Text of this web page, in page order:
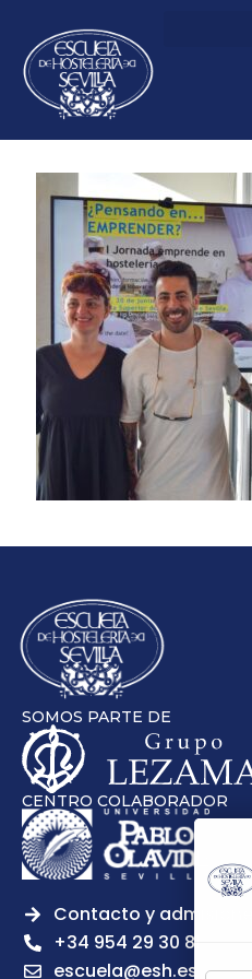
SOMOS PARTE DE
CENTRO COLABORADOR
Contacto y admisiones
+34 954 29 30 81
escuela@esh.es